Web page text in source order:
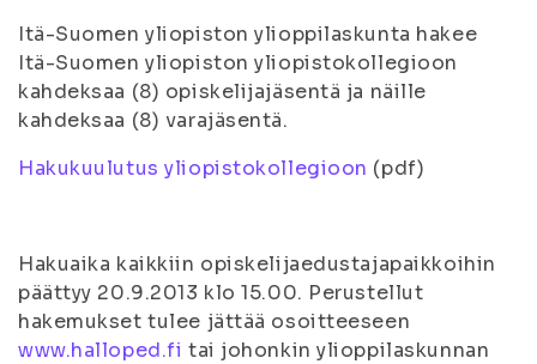
Itä-Suomen yliopiston ylioppilaskunta hakee
Itä-Suomen yliopiston yliopistokollegioon
kahdeksaa (8) opiskelijajäsentä ja näille
kahdeksaa (8) varajäsentä.
Hakukuulutus yliopistokollegioon (pdf)
Hakuaika kaikkiin opiskelijaedustajapaikkoihin
päättyy 20.9.2013 klo 15.00. Perustellut
hakemukset tulee jättää osoitteeseen
www.halloped.fi tai johonkin ylioppilaskunnan